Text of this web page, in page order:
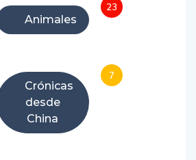
Animales
23
Crónicas
desde
China
7